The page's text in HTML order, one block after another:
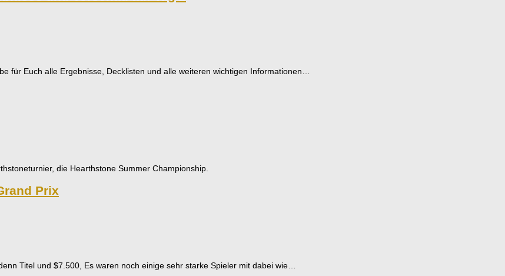
für Euch alle Ergebnisse, Decklisten und alle weiteren wichtigen Informationen…
die Hearthstone Summer Championship.
Prix
Titel und $7.500, Es waren noch einige sehr starke Spieler mit dabei wie…